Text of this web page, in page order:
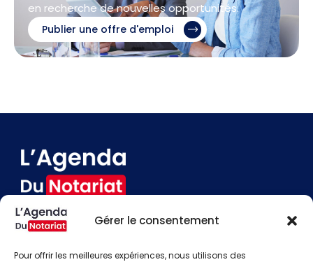
Gérer le consentement
Pour offrir les meilleures expériences, nous utilisons des
en recherche de nouvelles opportunités.
Publier une offre d'emploi
Contact